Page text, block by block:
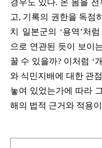
경우도 있다. 온 몸을
고, 기록의 권한을 독점
치 일본군의 ‘용역’처
으로 연관된 듯이 보이
꿀 수 있을까? 이처럼 ‘
와 식민지배에 대한 관
놓여 있었는가에 따라
해의 법적 근거와 적용